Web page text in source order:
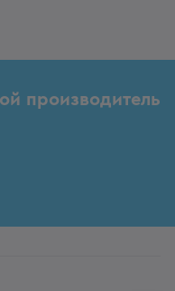
производитель